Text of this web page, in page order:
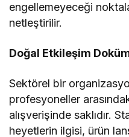
engellemeyeceği
netleştirilir.
Doğal Etkileşim
Sektörel bir
profesyoneller
alışverişinde saklıdır.
heyetlerin ilgisi, ürün